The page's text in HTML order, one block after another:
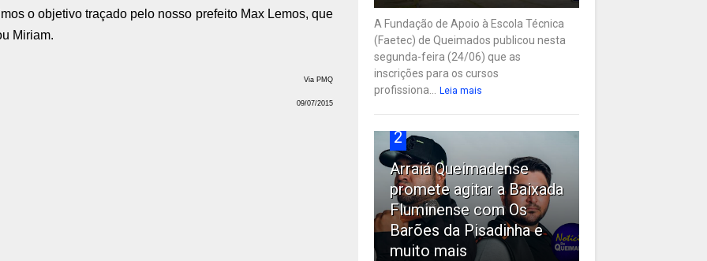
o objetivo traçado pelo nosso prefeito Max Lemos, que
Miriam.
Via PMQ
09/07/2015
A Fundação de Apoio à Escola Técnica
(Faetec) de Queimados publicou nesta
segunda-feira (24/06) que as
inscrições para os cursos
profissiona...
Leia mais
2
Arraiá Queimadense
promete agitar a Baixada
Fluminense com Os
Barões da Pisadinha e
muito mais